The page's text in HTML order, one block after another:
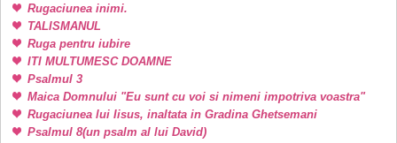
Rugaciunea inimi.
TALISMANUL
Ruga pentru iubire
ITI MULTUMESC DOAMNE
Psalmul 3
Maica Domnului "Eu sunt cu voi si nimeni impotriva voastra"
Rugaciunea lui Iisus, inaltata in Gradina Ghetsemani
Psalmul 8(un psalm al lui David)